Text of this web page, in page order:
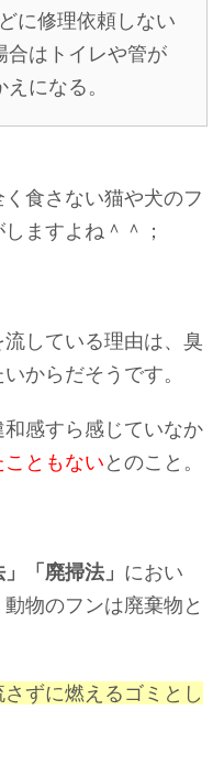
に修理依頼しない
合はトイレや管が
になる。
食さない猫や犬のフ
ますよね＾＾；
している理由は、臭
からだそうです。
感すら感じていなか
こともないとのこと。
」「廃掃法」 におい
物のフンは廃棄物と
ずに燃えるゴミとし